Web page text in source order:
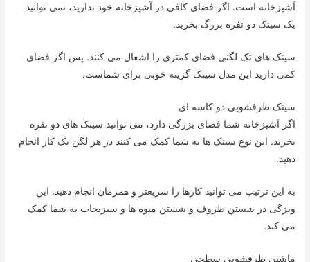
آشپزخانه است. اگر فضای کافی در آشپزخانه خود ندارید، نمی توانید
یک سینک دو نفره بزرگ بخرید.
سینک های تک لگنی فضای کمتری را اشغال می کنند. پس اگر فضای
کمی دارید این مدل سینک گزینه خوبی برای شماست.
سینک ظرفشویی دو کاسه ای
اگر آشپزخانه شما فضای بزرگی دارد، می توانید سینک های دو نفره
بخرید. این نوع سینک ها به شما کمک می کنند در هر لگن یک کار انجام
دهید.
به این ترتیب می توانید کارها را سریعتر و همزمان انجام دهید. این
ویژگی در شستن ظروف و شستن میوه ها و سبزیجات به شما کمک
می کند.
ماشین ظرفشویی سطحی